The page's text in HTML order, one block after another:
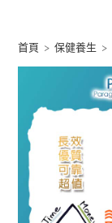
content
首頁 > 保健養生 >